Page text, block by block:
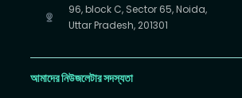
96, block C, Sector 65, Noida,
Uttar Pradesh, 201301
আমাদের নিউজলেটার সদস্যতা